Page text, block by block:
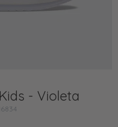
- Violeta